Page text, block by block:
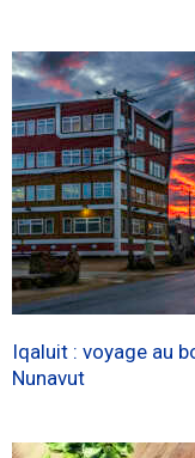
Iqaluit : voyage au
Nunavut